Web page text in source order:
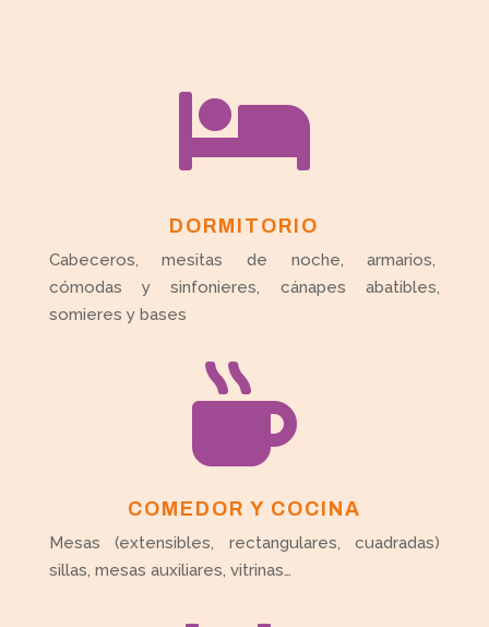

DORMITORIO
Cabeceros, mesitas de noche, armarios,
cómodas y sinfonieres, cánapes abatibles,
somieres y bases

COMEDOR Y COCINA
Mesas (extensibles, rectangulares, cuadradas)
sillas, mesas auxiliares, vitrinas…